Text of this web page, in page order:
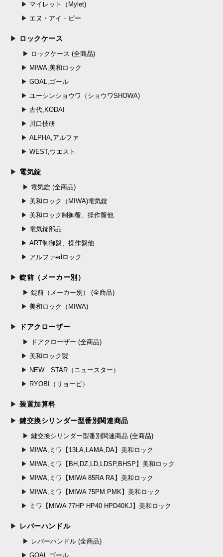
マイレット（Mylet)
エヌ・アイ・ピー
ロックケース
ロックケース (全商品)
MIWA,美和ロック
GOAL,ゴール
ユーシンショウワ（ショウワSHOWA)
古代,KODAI
川口技研
ALPHA,アルファ
WEST,ウエスト
電気錠
電気錠 (全商品)
美和ロック（MIWA)電気錠
美和ロック制御盤、操作盤他
電気錠部品
ART制御盤、操作盤他
アルファedロック
錠前（メーカー別）
錠前（メーカー別） (全商品)
美和ロック（MIWA)
ドアクローザー
ドアクローザー (全商品)
美和ロック製
NEW STAR（ニュースター）
RYOBI（リョービ）
装置加算料
鍵交換シリンダー型番別関連商品
鍵交換シリンダー型番別関連商品 (全商品)
MIWA,ミワ【13LA,LAMA,DA】美和ロック
MIWA,ミワ【BH,DZ,LD,LDSP,BHSP】美和ロック
MIWA,ミワ【MIWA 85RA RA】美和ロック
MIWA,ミワ【MIWA 75PM PMK】美和ロック
ミワ【MIWA 77HP HP40 HPD40KJ】美和ロック
レバーハンドル
レバーハンドル (全商品)
GOAL,ゴール